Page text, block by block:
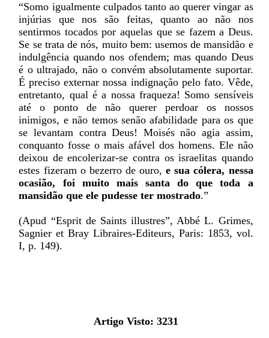
“Somo igualmente culpados tanto ao querer vingar as
injúrias que nos são feitas, quanto ao não nos
sentirmos tocados por aquelas que se fazem a Deus.
Se se trata de nós, muito bem: usemos de mansidão e
indulgência quando nos ofendem; mas quando Deus
é o ultrajado, não o convém absolutamente suportar.
É preciso externar nossa indignação pelo fato. Vêde,
entretanto, qual é a nossa fraqueza! Somo sensíveis
até o ponto de não querer perdoar os nossos
inimigos, e não temos senão afabilidade para os que
se levantam contra Deus! Moisés não agia assim,
conquanto fosse o mais afável dos homens. Ele não
deixou de encolerizar-se contra os israelitas quando
estes fizeram o bezerro de ouro,e sua cólera, nessa
ocasião, foi muito mais santa do que toda a
mansidão que ele pudesse ter mostrado.”
(Apud “Esprit de Saints illustres”, Abbé L. Grimes,
Sagnier et Bray Libraires-Editeurs, Paris: 1853, vol.
I, p. 149).
Artigo Visto: 3231